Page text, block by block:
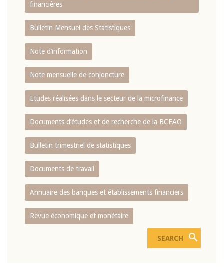
financières
Bulletin Mensuel des Statistiques
Note d’information
Note mensuelle de conjoncture
Etudes réalisées dans le secteur de la microfinance
Documents d’études et de recherche de la BCEAO
Bulletin trimestriel de statistiques
Documents de travail
Annuaire des banques et établissements financiers
Revue économique et monétaire